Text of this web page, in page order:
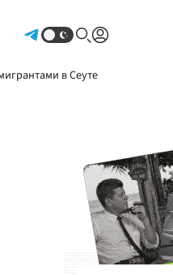
в Сеуте